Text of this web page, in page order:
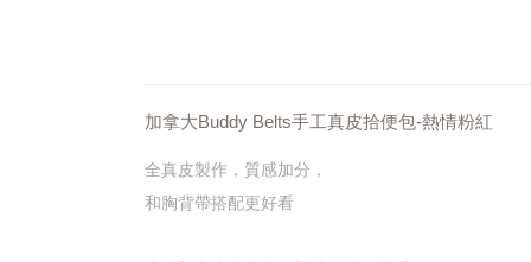
加拿大Buddy Belts手工真皮拾便包-熱情粉紅
全真皮製作，質感加分，
和胸背帶搭配更好看